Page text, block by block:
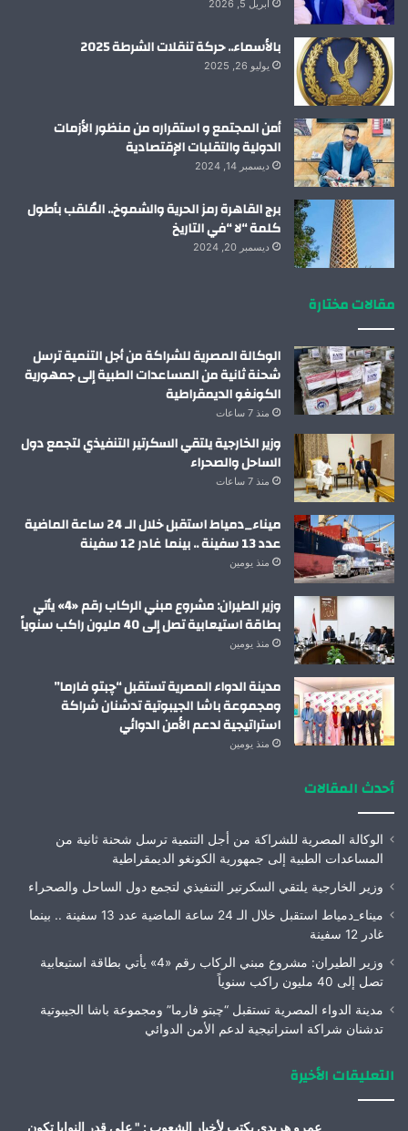
أبريل 5, 2026
بالأسماء.. حركة تنقلات الشرطة 2025
يوليو 26, 2025
أمن المجتمع و استقراره من منظور الأزمات
الدولية والتقلبات الإقتصادية
ديسمبر 14, 2024
برج القاهرة رمز الحرية والشموخ.. المُلقب بأطول
كلمة “لا “في التاريخ
ديسمبر 20, 2024
مقالات مختارة
الوكالة المصرية للشراكة من أجل التنمية ترسل
شحنة ثانية من المساعدات الطبية إلى جمهورية
الكونغو الديمقراطية
منذ 7 ساعات
وزير الخارجية يلتقي السكرتير التنفيذي لتجمع دول
الساحل والصحراء
منذ 7 ساعات
ميناء_دمياط استقبل خلال الـ 24 ساعة الماضية
عدد 13 سفينة .. بينما غادر 12 سفينة
منذ يومين
وزير الطيران: مشروع مبني الركاب رقم «4» يأتي
بطاقة استيعابية تصل إلى 40 مليون راكب سنوياً
منذ يومين
مدينة الدواء المصرية تستقبل “چبتو فارما”
ومجموعة باشا الجيبوتية تدشنان شراكة
استراتيجية لدعم الأمن الدوائي
منذ يومين
أحدث المقالات
الوكالة المصرية للشراكة من أجل التنمية ترسل شحنة ثانية من
المساعدات الطبية إلى جمهورية الكونغو الديمقراطية
وزير الخارجية يلتقي السكرتير التنفيذي لتجمع دول الساحل والصحراء
ميناء_دمياط استقبل خلال الـ 24 ساعة الماضية عدد 13 سفينة .. بينما
غادر 12 سفينة
وزير الطيران: مشروع مبني الركاب رقم «4» يأتي بطاقة استيعابية
تصل إلى 40 مليون راكب سنوياً
مدينة الدواء المصرية تستقبل “چبتو فارما” ومجموعة باشا الجيبوتية
تدشنان شراكة استراتيجية لدعم الأمن الدوائي
التعليقات الأخيرة
عمرو هريدى يكتب لأخبار الشعوب : " على قدر النوايا تكون